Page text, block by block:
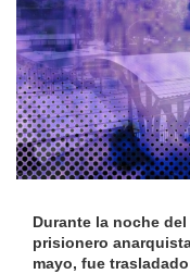
Durante la noche
prisionero
mayo, fue